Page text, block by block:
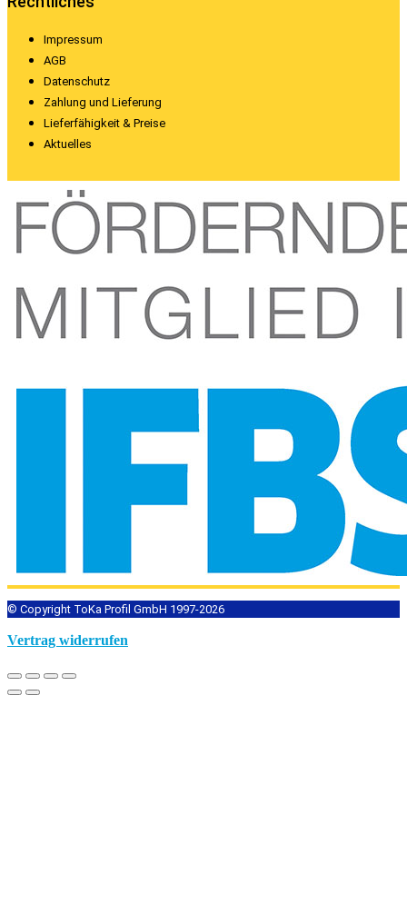
Impressum
AGB
Datenschutz
Zahlung und Lieferung
Lieferfähigkeit & Preise
Aktuelles
© Copyright ToKa Profil GmbH 1997-2026
Vertrag widerrufen